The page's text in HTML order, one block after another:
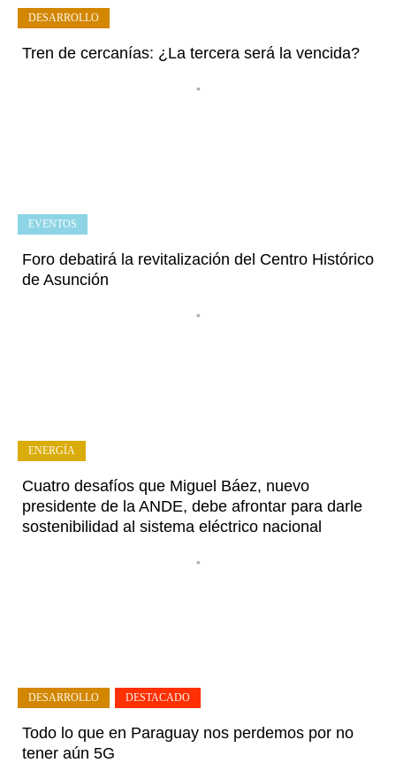
Tren de cercanías: ¿La tercera será la vencida?
•
DESARROLLO
Foro debatirá la revitalización del Centro Histórico
de Asunción
•
EVENTOS
Cuatro desafíos que Miguel Báez, nuevo
presidente de la ANDE, debe afrontar para darle
sostenibilidad al sistema eléctrico nacional
•
ENERGÍA
Todo lo que en Paraguay nos perdemos por no
tener aún 5G
DESARROLLO DESTACADO